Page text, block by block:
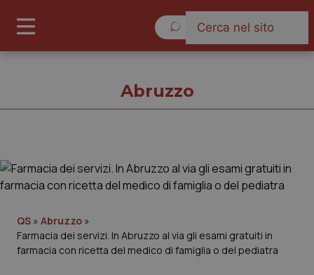
Governo e Parlamento
Abruzzo
QS » Abruzzo »
Farmacia dei servizi. In Abruzzo al via gli esami gratuiti in
farmacia con ricetta del medico di famiglia o del pediatra